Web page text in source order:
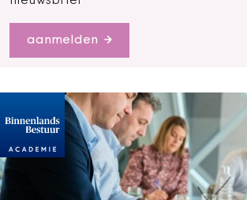
aanmelden